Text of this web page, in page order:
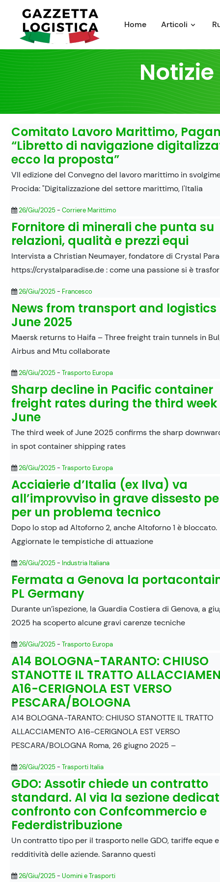
content
Home Articoli
Comitato Lavoro Marittimo,
“Libretto di navigazione
ecco la proposta”
VII edizione del Convegno del lavoro marittimo in
Procida: "Digitalizzazione del settore marittimo, l'Italia
26/Giu/2025- Corriere Marittimo
Fornitore di minerali che punta su
relazioni, qualità e prezzi equi
Intervista a Christian Neumayer, fondatore di Crystal
https://crystalparadise.de : come una passione si è
26/Giu/2025- Francesco
News from transport and logistics
June 2025
Maersk returns to Haifa – Three freight train tunnels in
Airbus and Mtu collaborate
26/Giu/2025- Trasporto Europa
Sharp decline in Pacific container
freight rates during the third week
June
The third week of June 2025 confirms the sharp
in spot container shipping rates
26/Giu/2025- Trasporto Europa
Acciaierie d’Italia (ex Ilva) va
all’improvviso in grave dissesto
per un problema tecnico
Dopo lo stop ad Altoforno 2, anche Altoforno 1 è bloccato.
Aggiornate le tempistiche di attuazione
26/Giu/2025- Industria Italiana
Fermata a Genova la
PL Germany
Durante un’ispezione, la Guardia Costiera di Genova, a
2025 ha scoperto alcune gravi carenze tecniche
26/Giu/2025- Trasporto Europa
A14 BOLOGNA-TARANTO: CHIUSO
STANOTTE IL TRATTO
A16-CERIGNOLA EST VERSO
PESCARA/BOLOGNA
A14 BOLOGNA-TARANTO: CHIUSO STANOTTE IL TRATTO
ALLACCIAMENTO A16-CERIGNOLA EST VERSO
PESCARA/BOLOGNA Roma, 26 giugno 2025 –
26/Giu/2025- Trasporti Italia
GDO: Assotir chiede un contratto
standard. Al via la sezione
confronto con Confcommercio e
Federdistribuzione
Un contratto tipo per il trasporto nelle GDO, tariffe eque e
redditività delle aziende. Saranno questi
26/Giu/2025- Uomini e Trasporti